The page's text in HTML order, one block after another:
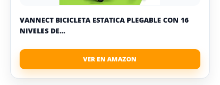
VANNECT BICICLETA ESTATICA PLEGABLE CON 16
NIVELES DE...